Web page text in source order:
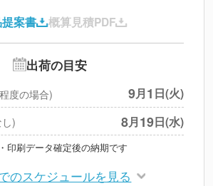
・沖縄・離島 別途
円
※上記小計は税別です
案書 概算見積PDF
出荷の目安
度の場合) 9月1 日(火)
) 8月19日(水)
印刷データ確定後の納期です
のスケジュールを見る